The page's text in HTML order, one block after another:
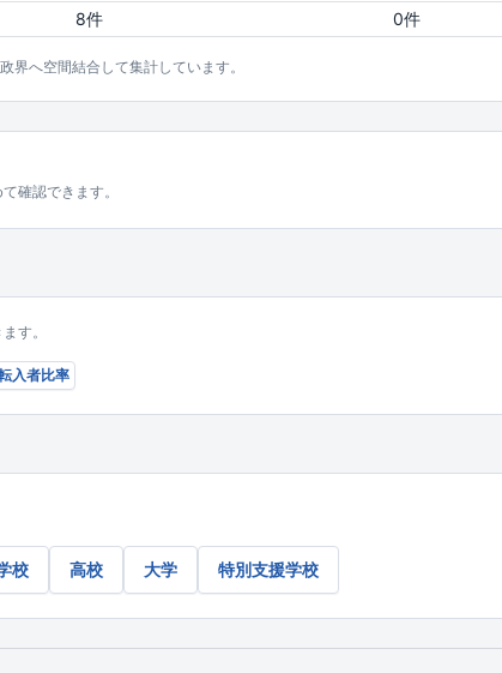
8件 0件
界へ空間結合して集計しています。
確認できます。
す。
入者比率
校 高校 大学 特別支援学校